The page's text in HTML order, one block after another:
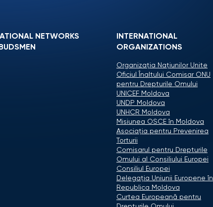
NETWORKS
INTERNATIONAL
ORGANIZATIONS
Organizaţia Naţiunilor Unite
Oficiul Înaltului Comisar ONU
pentru Drepturile Omului
UNICEF Moldova
UNDP Moldova
UNHCR Moldova
Misiunea OSCE în Moldova
Asociaţia pentru Prevenirea
Torturii
Comisarul pentru Drepturile
Omului al Consiliului Europei
Consiliul Europei
Delegaţia Uniunii Europene în
Republica Moldova
Curtea Europeană pentru